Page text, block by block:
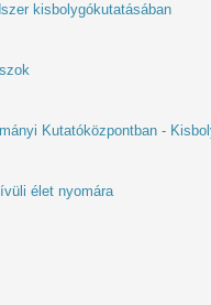
kisbolygókutatásában
Kutatóközpontban -
élet nyomára